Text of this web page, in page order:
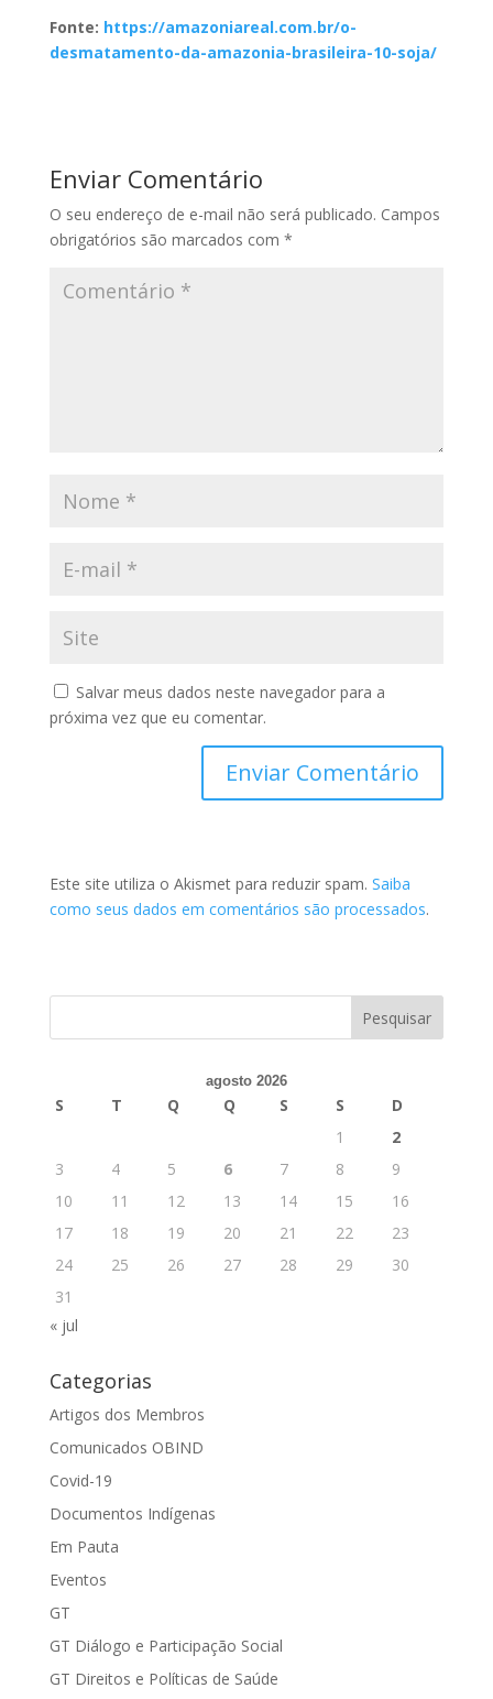
Fonte: https://amazoniareal.com.br/o-
desmatamento-da-amazonia-brasileira-10-soja/
Enviar Comentário
O seu endereço de e-mail não será publicado. Campos
obrigatórios são marcados com *
Salvar meus dados neste navegador para a
próxima vez que eu comentar.
Este site utiliza o Akismet para reduzir spam. Saiba
como seus dados em comentários são processados.
agosto 2026
S T Q Q S S
D
1
2
3
4 5 6 7 8
9
10
11 12 13 14 15
16
17
18 19 20 21 22
23
24
25 26 27 28 29
30
31
« jul
Categorias
Artigos dos Membros
Comunicados OBIND
Covid-19
Documentos Indígenas
Em Pauta
Eventos
GT
GT Diálogo e Participação Social
GT Direitos e Políticas de Saúde